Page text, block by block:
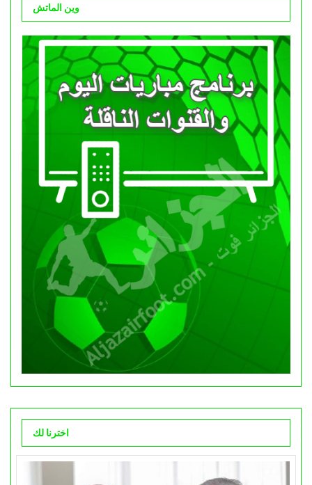
وين الماتش
اخترنا لك